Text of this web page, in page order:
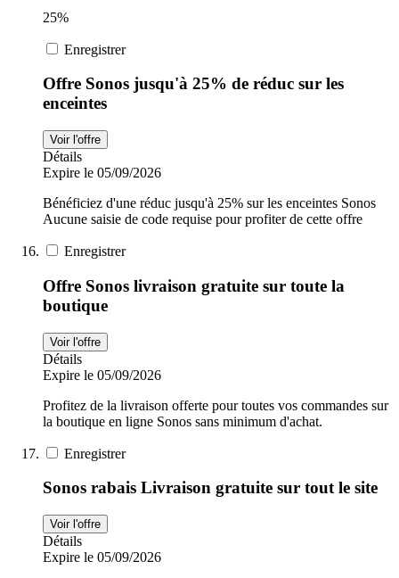
25%
Enregistrer
Offre Sonos jusqu'à 25% de réduc sur les
enceintes
Voir l'offre
Détails
Expire le 05/09/2026
Bénéficiez d'une réduc jusqu'à 25% sur les enceintes Sonos
Aucune saisie de code requise pour profiter de cette offre
Enregistrer
Offre Sonos livraison gratuite sur toute la
boutique
Voir l'offre
Détails
Expire le 05/09/2026
Profitez de la livraison offerte pour toutes vos commandes sur
la boutique en ligne Sonos sans minimum d'achat.
Enregistrer
Sonos rabais Livraison gratuite sur tout le site
Voir l'offre
Détails
Expire le 05/09/2026